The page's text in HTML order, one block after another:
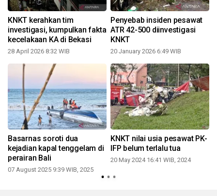
KNKT kerahkan tim
investigasi, kumpulkan fakta
kecelakaan KA di Bekasi
28 April 2026 8:32 WIB
Penyebab insiden pesawat
ATR 42-500 diinvestigasi
KNKT
20 January 2026 6:49 WIB
Basarnas soroti dua
kejadian kapal tenggelam di
perairan Bali
07 August 2025 9:39 WIB, 2025
KNKT nilai usia pesawat PK-
IFP belum terlalu tua
20 May 2024 16:41 WIB, 2024